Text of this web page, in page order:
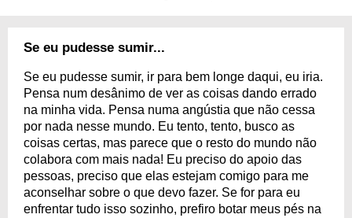
Se eu pudesse sumir...
Se eu pudesse sumir, ir para bem longe daqui, eu iria.
Pensa num desânimo de ver as coisas dando errado
na minha vida. Pensa numa angústia que não cessa
por nada nesse mundo. Eu tento, tento, busco as
coisas certas, mas parece que o resto do mundo não
colabora com mais nada! Eu preciso do apoio das
pessoas, preciso que elas estejam comigo para me
aconselhar sobre o que devo fazer. Se for para eu
enfrentar tudo isso sozinho, prefiro botar meus pés na